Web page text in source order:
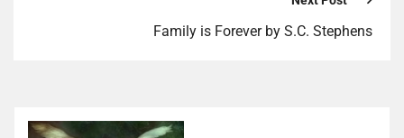
Family is Forever by S.C. Stephens